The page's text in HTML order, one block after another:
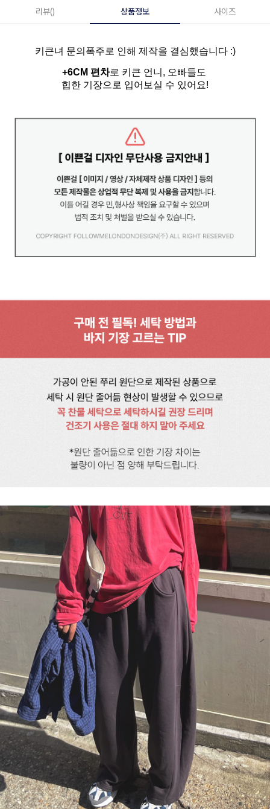
리뷰() 상품정보 사이즈
키큰녀 문의폭주로 인해 제작을 결심했습니다 :)
+6CM 편차로 키큰 언니, 오빠들도
힙한 기장으로 입어보실 수 있어요!